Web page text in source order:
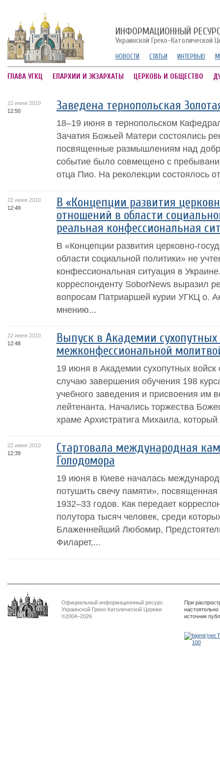
ИНФОРМАЦИОННЫЙ
Украинской Греко-Католической
НОВОСТИ СТАТЬИ ИНТЕРВЬЮ
ГЛАВА УГКЦ ЕПАРХИИ И ЭКЗАРХАТЫ ЦЕРКОВЬ И ОБЩЕСТВО
22 июня 2010
12:50
Заведена тернопольская
18–19 июня в тернопольском
Зачатия Божьей Матери состоялись
посвященные размышлениям над
событие было совмещено с
отца Пио. На реколекции состоялось
22 июня 2010
12:49
В «Концепции развития
отношений в области
реальная конфессиональная
В «Концепции развития церковно-
области социальной политики» не
конфессиональная ситуация в
корреспонденту SoborNews выразил
вопросам Патриаршей курии УГКЦ о.
мнению...
22 июня 2010
12:48
Выпуск в Академии
межконфессиональной
19 июня в Академии сухопутных войск
случаю завершения обучения 198
учебного заведения и присвоения им
лейтенанта. Начались торжества
храме Архистратига Михаила,
22 июня 2010
12:39
Стартовала международная
Голодомора
19 июня в Киеве началась
потушить свечу памяти»,
1932–33 годов. Как передает
полутора тысяч человек, среди
Блаженнейший Любомир,
Филарет,...
Официальный информационный ресурс
Украинской Греко-Католической Церкви
©2004–2026
При
источник